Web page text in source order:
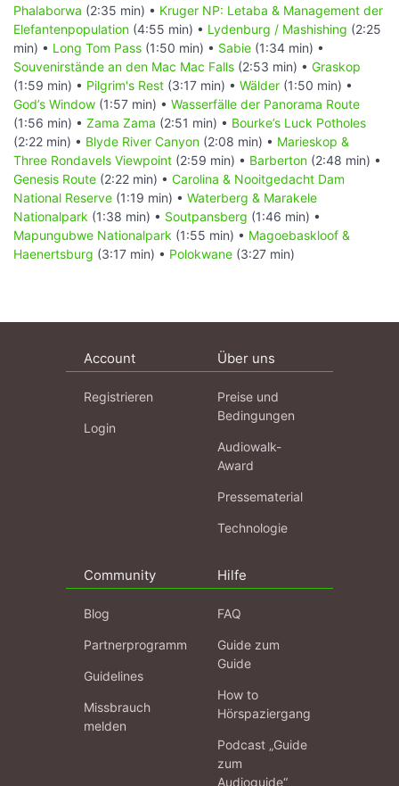
Phalaborwa (2:35 min) • Kruger NP: Letaba & Management der
Elefantenpopulation (4:55 min) • Lydenburg / Mashishing (2:25
min) • Long Tom Pass (1:50 min) • Sabie (1:34 min) •
Souvenirstände an den Mac Mac Falls (2:53 min) • Graskop
(1:59 min) • Pilgrim's Rest (3:17 min) • Wälder (1:50 min) •
God’s Window (1:57 min) • Wasserfälle der Panorama Route
(1:56 min) • Zama Zama (2:51 min) • Bourke’s Luck Potholes
(2:22 min) • Blyde River Canyon (2:08 min) • Marieskop &
Three Rondavels Viewpoint (2:59 min) • Barberton (2:48 min) •
Genesis Route (2:22 min) • Carolina & Nooitgedacht Dam
National Reserve (1:19 min) • Waterberg & Marakele
Nationalpark (1:38 min) • Soutpansberg (1:46 min) •
Mapungubwe Nationalpark (1:55 min) • Magoebaskloof &
Haenertsburg (3:17 min) • Polokwane (3:27 min)
Account
Registrieren
Login
Über uns
Preise und
Bedingungen
Audiowalk-
Award
Pressematerial
Technologie
Community
Blog
Partnerprogramm
Guidelines
Missbrauch
melden
Hilfe
FAQ
Guide zum
Guide
How to
Hörspaziergang
Podcast „Guide
zum
Audioguide“